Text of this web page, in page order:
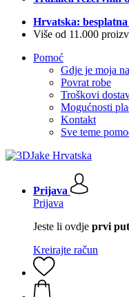
Hrvatska:
Više od 11.000
Pomoć
Gdje je moja
Povrat robe
Troškovi
Mogućnosti
Kontakt
Sve teme
Prijava
Prijava
Jeste li ovdje prvi
Kreirajte račun